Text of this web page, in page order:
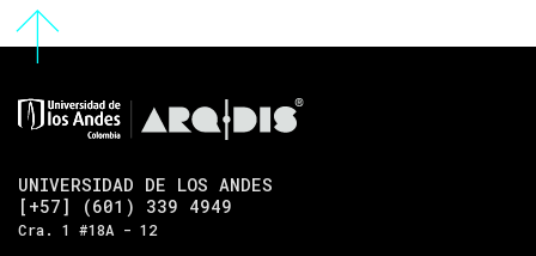
UNIVERSIDAD DE LOS ANDES
[+57] (601) 339 4949
Cra. 1 #18A - 12